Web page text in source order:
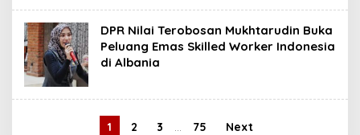
DPR Nilai Terobosan Mukhtarudin Buka
Peluang Emas Skilled Worker Indonesia
di Albania
1 2 3 … 75 Next